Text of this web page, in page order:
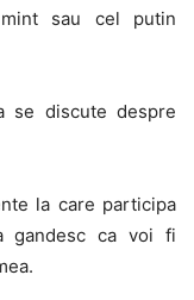
sau cel putin
se discute despre
la care participa
gandesc ca voi fi